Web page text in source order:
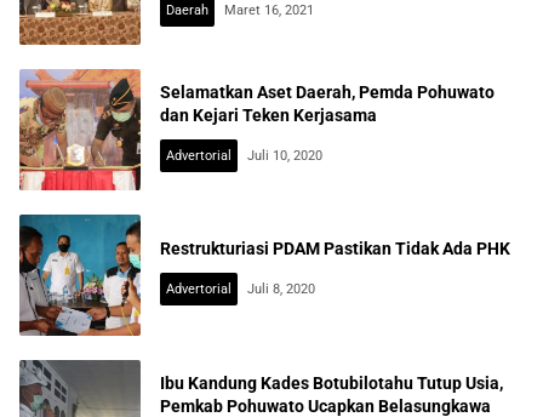
Daerah Maret 16, 2021
Selamatkan Aset Daerah, Pemda Pohuwato
dan Kejari Teken Kerjasama
Advertorial Juli 10, 2020
Restrukturiasi PDAM Pastikan Tidak Ada PHK
Advertorial Juli 8, 2020
Ibu Kandung Kades Botubilotahu Tutup Usia,
Pemkab Pohuwato Ucapkan Belasungkawa